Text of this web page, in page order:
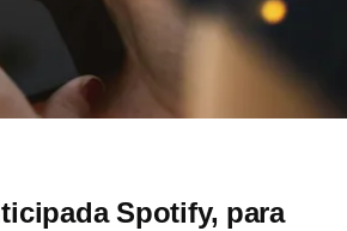
Spotify, para